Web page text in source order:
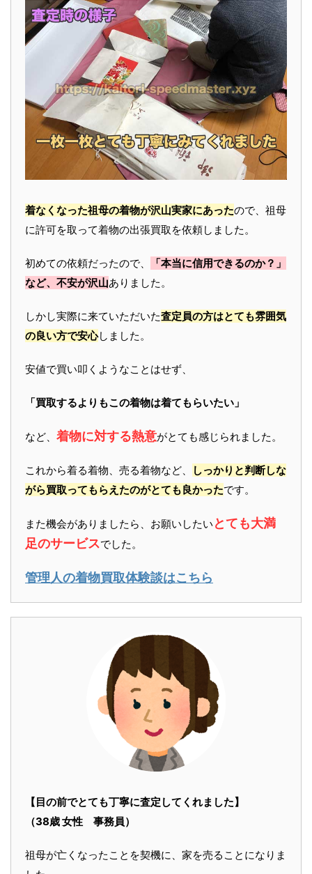
着なくなった祖母の着物が沢山実家にあったので、祖母
に許可を取って着物の出張買取を依頼しました。
初めての依頼だったので、
「本当に信用できるのか？」
など、不安が沢山ありました。
しかし実際に来ていただいた査定員の方はとても雰囲気
の良い方で安心しました。
安値で買い叩くようなことはせず、
「買取するよりもこの着物は着てもらいたい」
など、 着物に対する熱意がとても感じられました。
これから着る着物、売る着物など、
しっかりと判断しな
がら買取ってもらえたのがとても良かったです。
また機会がありましたら、お願いしたい とても大満
足のサービスでした。
管理人の着物買取体験談はこちら
【目の前でとても丁寧に査定してくれました】
（38歳 女性 事務員）
祖母が亡くなったことを契機に、家を売ることになりま